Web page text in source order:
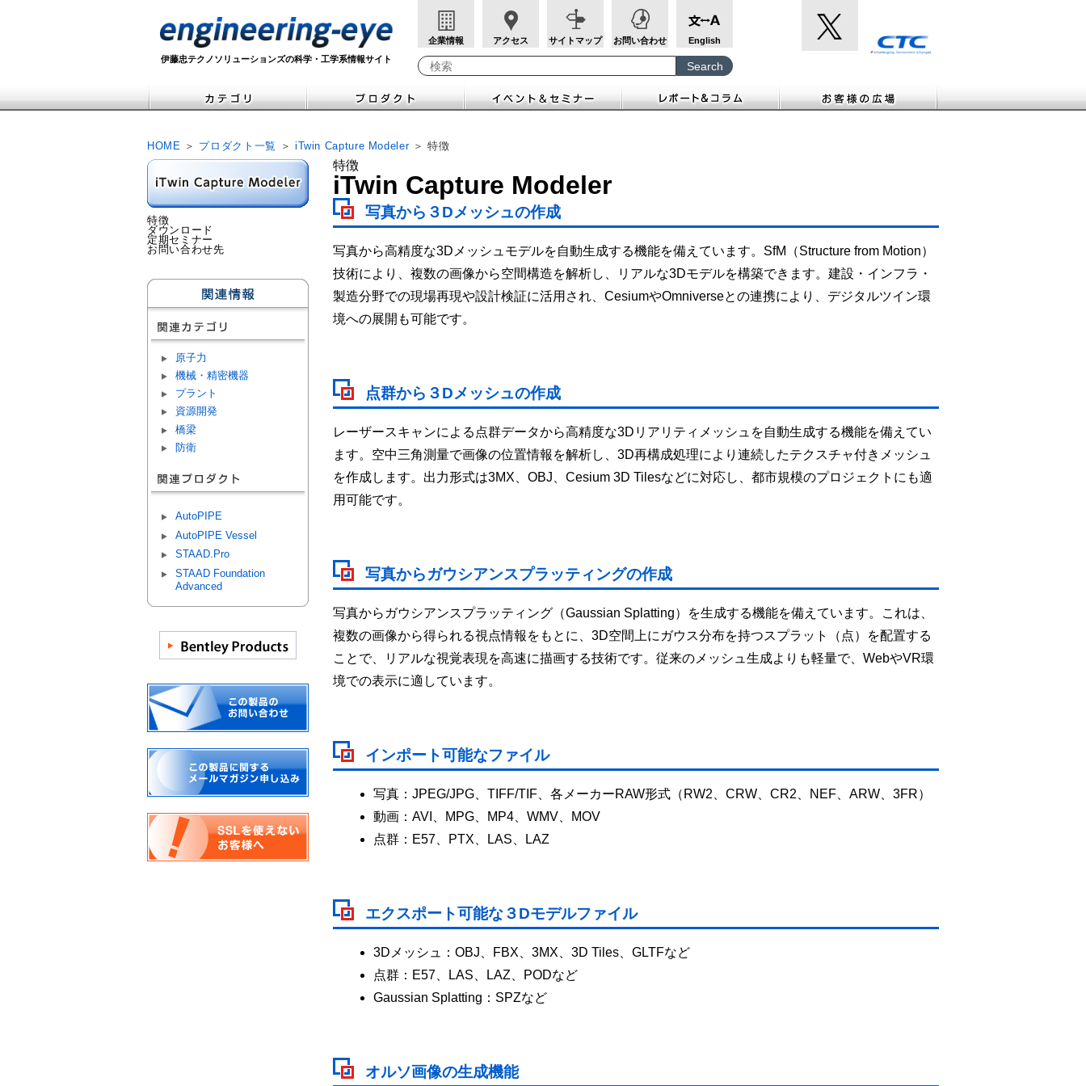
伊藤忠テクノソリューションズの科学・工学系情報サイト
企業情報 アクセス サイトマップ お問い合わせ English
Write your search query here Search
HOME ＞ プロダクト一覧 ＞ iTwin Capture Modeler＞ 特徴
特徴
ダウンロード
定期セミナー
お問い合わせ先
原子力
機械・精密機器
プラント
資源開発
橋梁
防衛
AutoPIPE
AutoPIPE Vessel
STAAD.Pro
STAAD Foundation
Advanced
特徴
iTwin Capture Modeler
写真から３Dメッシュの作成
写真から高精度な3Dメッシュモデルを自動生成する機能を備えています。SfM（Structure from Motion）
技術により、複数の画像から空間構造を解析し、リアルな3Dモデルを構築できます。建設・インフラ・
製造分野での現場再現や設計検証に活用され、CesiumやOmniverseとの連携により、デジタルツイン環
境への展開も可能です。
点群から３Dメッシュの作成
レーザースキャンによる点群データから高精度な3Dリアリティメッシュを自動生成する機能を備えてい
ます。空中三角測量で画像の位置情報を解析し、3D再構成処理により連続したテクスチャ付きメッシュ
を作成します。出力形式は3MX、OBJ、Cesium 3D Tilesなどに対応し、都市規模のプロジェクトにも適
用可能です。
写真からガウシアンスプラッティングの作成
写真からガウシアンスプラッティング（Gaussian Splatting）を生成する機能を備えています。これは、
複数の画像から得られる視点情報をもとに、3D空間上にガウス分布を持つスプラット（点）を配置する
ことで、リアルな視覚表現を高速に描画する技術です。従来のメッシュ生成よりも軽量で、WebやVR環
境での表示に適しています。
インポート可能なファイル
写真：JPEG/JPG、TIFF/TIF、各メーカーRAW形式（RW2、CRW、CR2、NEF、ARW、3FR）
動画：AVI、MPG、MP4、WMV、MOV
点群：E57、PTX、LAS、LAZ
エクスポート可能な３Dモデルファイル
3Dメッシュ：OBJ、FBX、3MX、3D Tiles、GLTFなど
点群：E57、LAS、LAZ、PODなど
Gaussian Splatting：SPZなど
オルソ画像の生成機能